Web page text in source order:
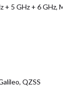
+ 5 GHz + 6 GHz,
QZSS